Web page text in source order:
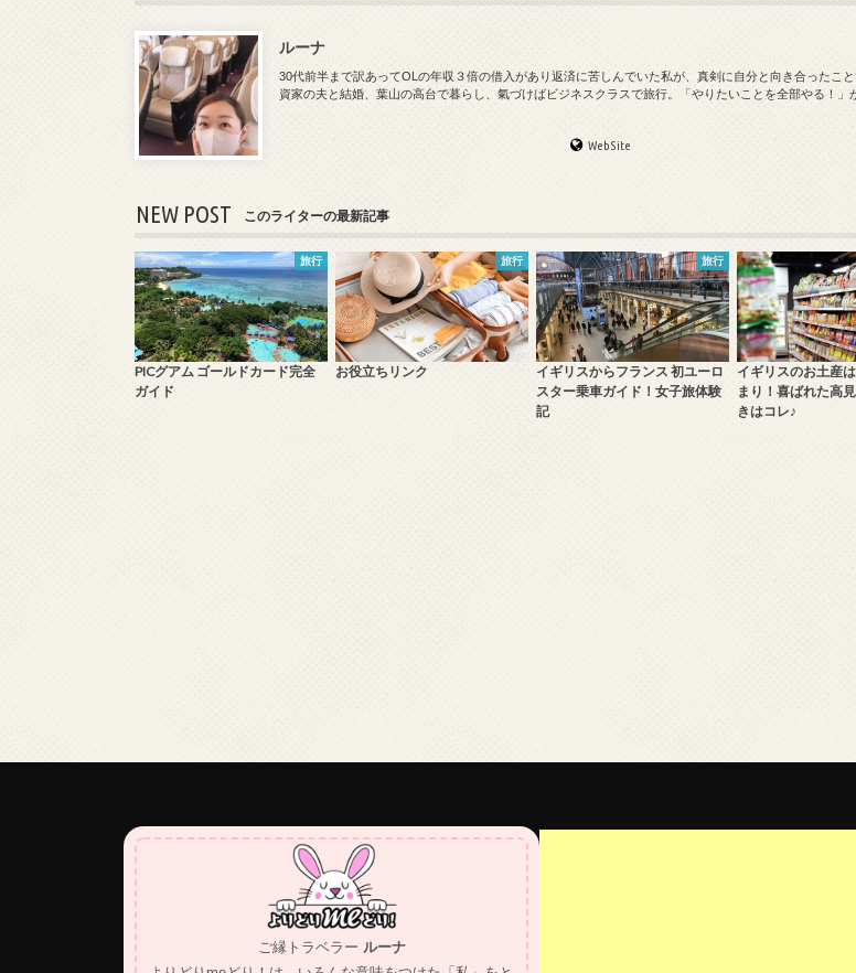
ルーナ
30代前半まで訳あってOLの年収３倍の借入があり返済に苦しんでいた私が、真剣に自分と向き合ったこ
資家の夫と結婚、葉山の高台で暮らし、氣づけばビジネスクラスで旅行。「やりたいことを全部やる！」
WebSite
NEW POST このライターの最新記事
旅行
PICグアム ゴールドカード完全
ガイド
旅行
お役立ちリンク
旅行
イギリスからフランス 初ユーロ
スター乗車ガイド！女子旅体験
記
イギリスのお土産
まり！喜ばれた高
きはコレ♪
ご縁トラベラー ルーナ